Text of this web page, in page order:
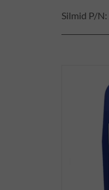
Silmid P/N: